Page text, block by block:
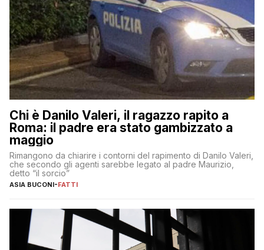
Chi è Danilo Valeri, il ragazzo rapito a
Roma: il padre era stato gambizzato a
maggio
Rimangono da chiarire i contorni del rapimento di Danilo Valeri,
che secondo gli agenti sarebbe legato al padre Maurizio,
detto “il sorcio”
ASIA BUCONI-FATTI